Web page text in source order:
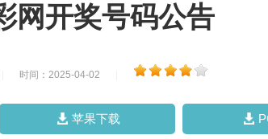
网开奖号码公告
时间：2025-04-02
苹果下载